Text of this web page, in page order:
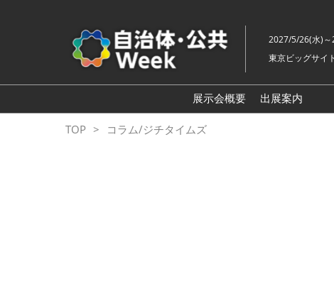
ッ
プ
進
む
2027/5/26(水)～
東京ビッグサイ
展示会概要
出展案内
スマート
TOP コラム/ジチタイムズ